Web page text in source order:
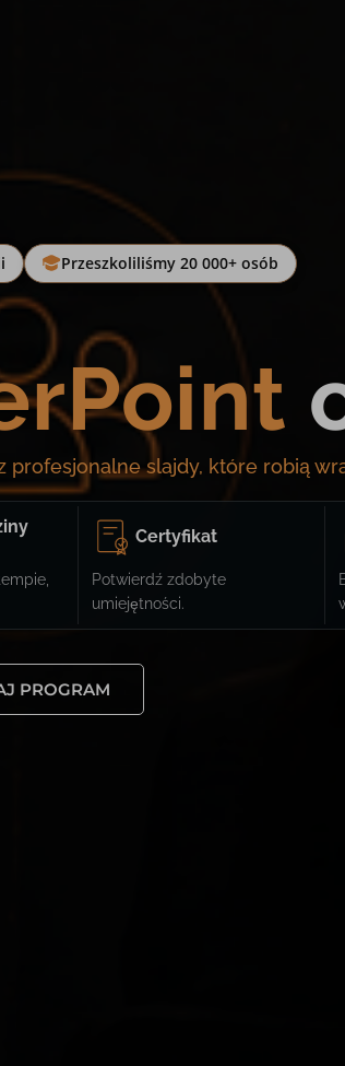
Przeszkoliliśmy 20 000+ osób
profesjonalne slajdy, które robią
Certyfikat
Potwierdź zdobyte
umiejętności.
PROGRAM